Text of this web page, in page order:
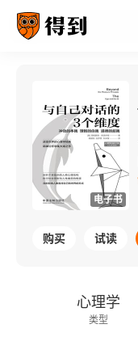
电子书
购买 试读
心理学
类型